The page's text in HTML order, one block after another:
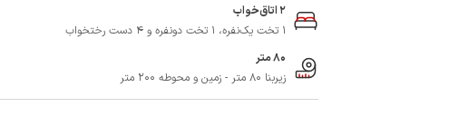
2 اتاق‌خواب
1 تخت یک‌نفره، 1 تخت دونفره و 4 دست رختخواب
80 متر
زیربنا 80 متر - زمین و محوطه 200 متر